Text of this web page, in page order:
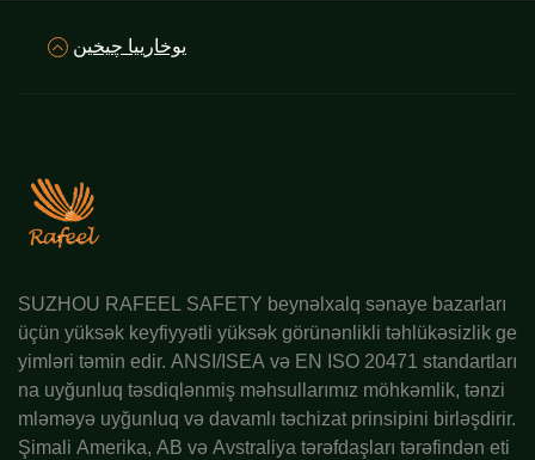
يوخارييا چيخين
SUZHOU RAFEEL SAFETY beynəlxalq sənaye bazarları
üçün yüksək keyfiyyətli yüksək görünənlikli təhlükəsizlik ge
yimləri təmin edir. ANSI/ISEA və EN ISO 20471 standartları
na uyğunluq təsdiqlənmiş məhsullarımız möhkəmlik, tənzi
mləməyə uyğunluq və davamlı təchizat prinsipini birləşdirir.
Şimali Amerika, AB və Avstraliya tərəfdaşları tərəfindən eti